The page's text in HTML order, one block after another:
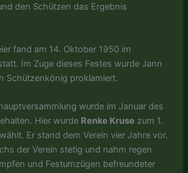
den Schützen das Ergebnis
fand am 14. Oktober 1950 im
Im Zuge dieses Festes wurde Jann
Schützenkönig proklamiert.
wurde im Januar des
Hier wurde Renke Kruse zum 1.
Er stand dem Verein vier Jahre vor.
der Verein stetig und nahm regen
und Festumzügen befreundeter